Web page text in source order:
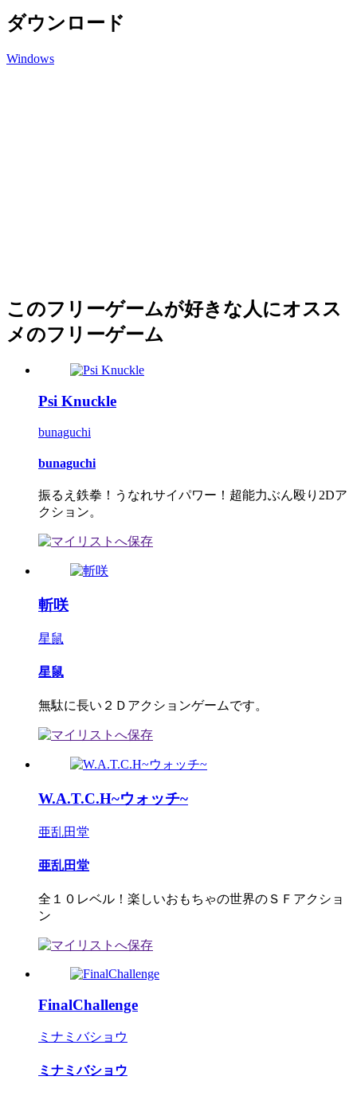
ダウンロード
Windows
このフリーゲームが好きな人にオスス
メのフリーゲーム
Psi Knuckle
bunaguchi
bunaguchi
振るえ鉄拳！うなれサイパワー！超能力ぶん殴り2Dア
クション。
斬咲
星鼠
星鼠
無駄に長い２Ｄアクションゲームです。
W.A.T.C.H~ウォッチ~
亜乱田堂
亜乱田堂
全１０レベル！楽しいおもちゃの世界のＳＦアクショ
ン
FinalChallenge
ミナミバショウ
ミナミバショウ